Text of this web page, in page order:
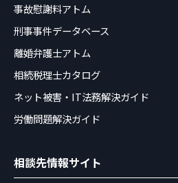
事故慰謝料アトム
刑事事件データベース
離婚弁護士アトム
相続税理士カタログ
ネット被害・IT法務解決ガイド
労働問題解決ガイド
相談先情報サイト